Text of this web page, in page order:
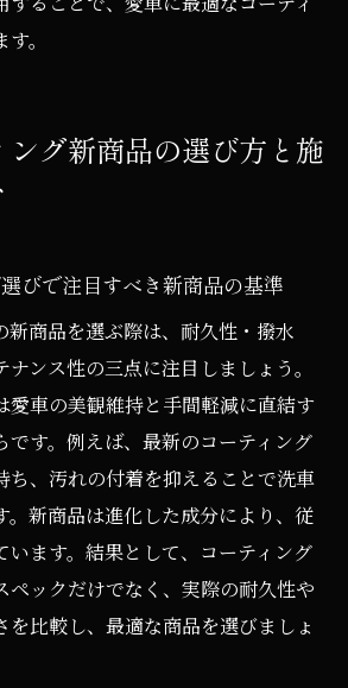
よるカーコーティングの選び方ポ
グの新商品は本当に必要か見極
ィング新商品が必要なケースと
商品を選ぶ際の見極め方・体験
ィングの必要性を比較して考え
ーティングの効果を徹底比較し
選びとカーコーティング新商品の
。
ング新商品の選び方と施
びで注目すべき新商品の基準
新商品を選ぶ際は、耐久性・撥水
ンス性の三点に注目しましょう。
愛車の美観維持と手間軽減に直結す
です。例えば、最新のコーティング
ち、汚れの付着を抑えることで洗車
。新商品は進化した成分により、従
います。結果として、コーティング
ペックだけでなく、実際の耐久性や
を比較し、最適な商品を選びましょ